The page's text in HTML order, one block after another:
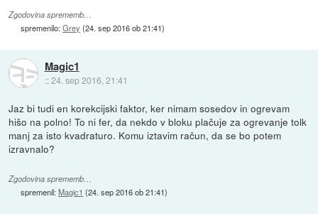
Zgodovina sprememb…
spremenilo:Grey (24. sep 2016 ob 21:41)
Magic1
::24. sep 2016, 21:41
Jaz bi tudi en korekcijski faktor, ker nimam sosedov in ogrevam
hišo na polno! To ni fer, da nekdo v bloku plačuje za ogrevanje tolk
manj za isto kvadraturo. Komu iztavim račun, da se bo potem
izravnalo?
Zgodovina sprememb…
spremenil:Magic1 (24. sep 2016 ob 21:41)